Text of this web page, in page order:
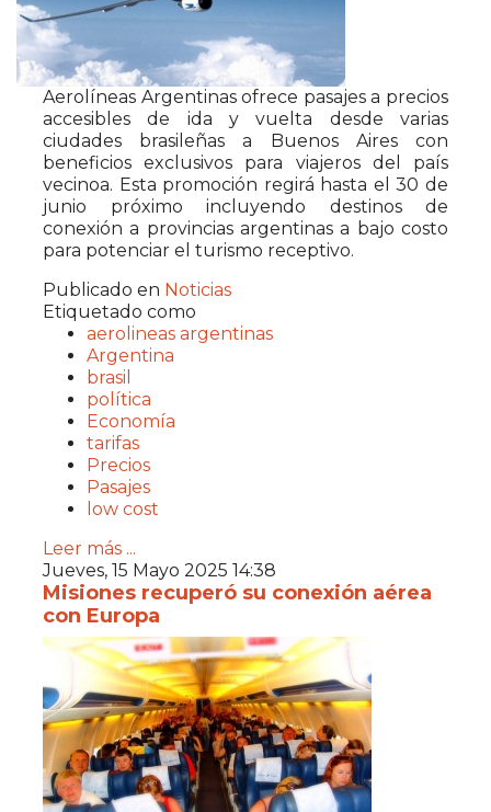
Aerolíneas Argentinas ofrece pasajes a precios
accesibles de ida y vuelta desde varias
ciudades brasileñas a Buenos Aires con
beneficios exclusivos para viajeros del país
vecinoa. Esta promoción regirá hasta el 30 de
junio próximo incluyendo destinos de
conexión a provincias argentinas a bajo costo
para potenciar el turismo receptivo.
Publicado en Noticias
Etiquetado como
aerolineas argentinas
Argentina
brasil
política
Economía
tarifas
Precios
Pasajes
low cost
Leer más ...
Jueves, 15 Mayo 2025 14:38
Misiones recuperó su conexión aérea
con Europa